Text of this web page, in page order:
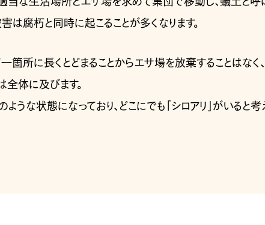
は腐朽と同時に起こることが多くなります。
箇所に長くとどまることからエサ場を放棄することはな
体に及びます。
な状態になっており、どこにでも「シロアリ」がいると考